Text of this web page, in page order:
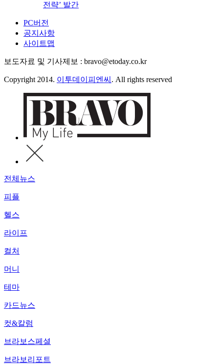
전략’ 발간
PC버전
공지사항
사이트맵
보도자료 및 기사제보 : bravo@etoday.co.kr
Copyright 2014. 이투데이피엔씨 . All rights reserved
전체뉴스
피플
헬스
라이프
컬처
머니
테마
카드뉴스
컷&칼럼
브라보스페셜
브라보리포트